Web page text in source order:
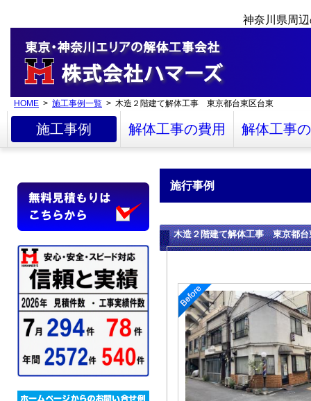
神奈川県周
HOME > 施工事例一覧 > 木造２階建て解体工事 東京都台東区台東
施工事例 解体工事の費用 解体工事
施行事例
木造２階建て解体工事 東京都台